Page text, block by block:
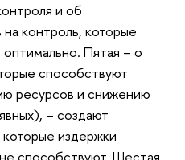
и об
контроль, которые
Пятая – о
способствуют
ресурсов и снижению
– создают
издержки